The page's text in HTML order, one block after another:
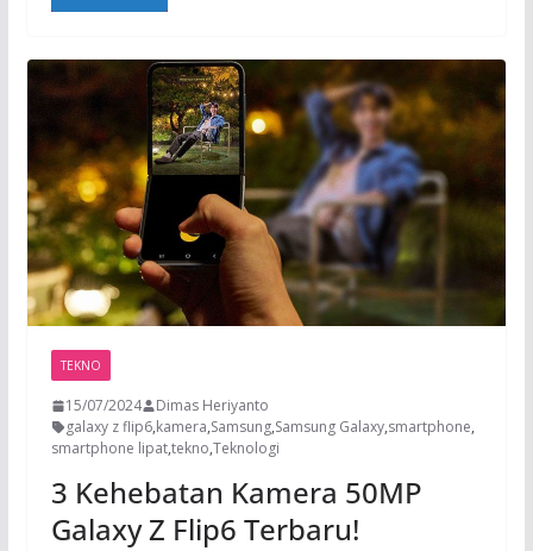
TEKNO
15/07/2024
Dimas Heriyanto
galaxy z flip6,kamera,Samsung,Samsung Galaxy,smartphone,
smartphone lipat,tekno,Teknologi
3 Kehebatan Kamera 50MP
Galaxy Z Flip6 Terbaru!